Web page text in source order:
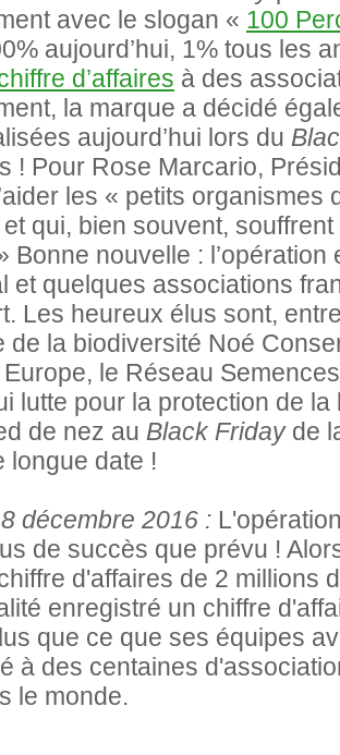
avec le slogan « 100
aujourd’hui, 1% tous les
d’affaires à des
la marque a décidé
aujourd’hui lors du
! Pour Rose Marcario,
les « petits
qui, bien souvent,
Bonne nouvelle :
et quelques associations
Les heureux élus sont,
de la biodiversité Noé
le Réseau
lutte pour la protection de
de nez au Black Fridayde
longue date !
décembre 2016 :
de succès que prévu !
d'affaires de 2 millions
enregistré un chiffre
que ce que ses équipes
à des centaines
le monde.